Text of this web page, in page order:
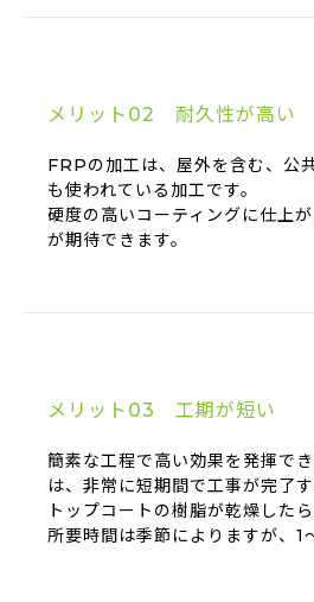
メリット02 耐久性が高い
FRPの加工は、屋外を含む、公
も使われている加工です。
硬度の高いコーティングに仕上
が期待できます。
メリット03 工期が短い
簡素な工程で高い効果を発揮で
は、非常に短期間で工事が完了す
トップコートの樹脂が乾燥した
所要時間は季節によりますが、1